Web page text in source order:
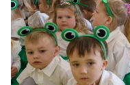
Przedszkole w Nowej